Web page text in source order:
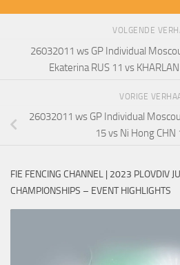
VOLGENDE
26032011 ws GP Individual
Ekaterina RUS 11 vs
VORIGE
26032011 ws GP Individual
15 vs Ni Hong CHN
FIE FENCING CHANNEL | 2023 PLOVDIV
CHAMPIONSHIPS – EVENT HIGHLIGHTS